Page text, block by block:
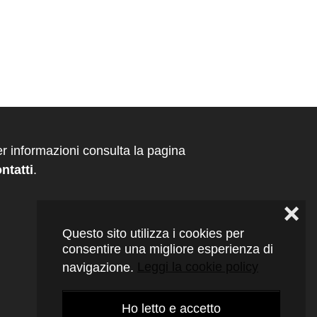
Questo sito utilizza i cookies per
consentire una migliore esperienza di
navigazione.
Ho letto e accetto
❌
informazioni consulta la pagina
.